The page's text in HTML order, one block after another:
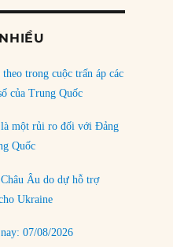
xung đột Campuchia-Thái
quỹ đầu tư mạo
chính trị của vốn
Chiến tranh Iran?
trong cuộc trấn áp các
của Trung Quốc
một rủi ro đối với Đảng
Quốc
Âu do dự hỗ trợ
Ukraine
07/08/2026